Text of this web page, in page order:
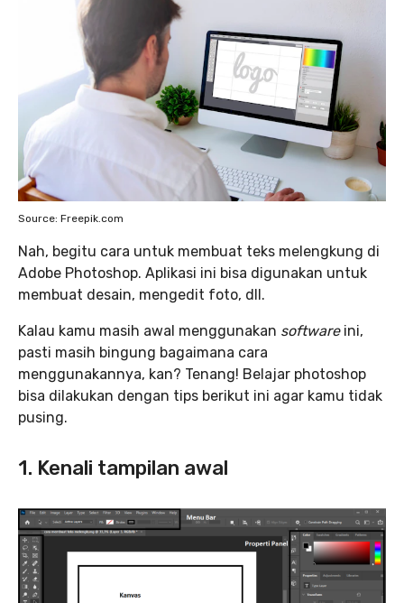
Source: Freepik.com
Nah, begitu cara untuk membuat teks melengkung di
Adobe Photoshop. Aplikasi ini bisa digunakan untuk
membuat desain, mengedit foto, dll.
Kalau kamu masih awal menggunakan software ini,
pasti masih bingung bagaimana cara
menggunakannya, kan? Tenang! Belajar photoshop
bisa dilakukan dengan tips berikut ini agar kamu tidak
pusing.
1. Kenali tampilan awal